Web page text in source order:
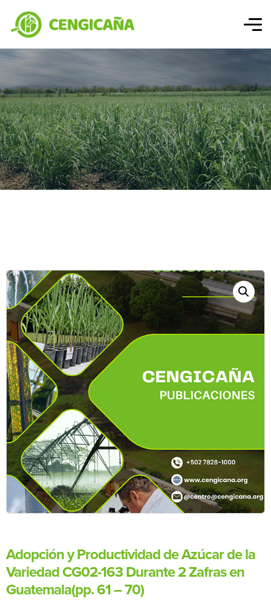
Adopción y Productividad de Azúcar de la
Variedad CG02-163 Durante 2 Zafras en
Guatemala(pp. 61 – 70)